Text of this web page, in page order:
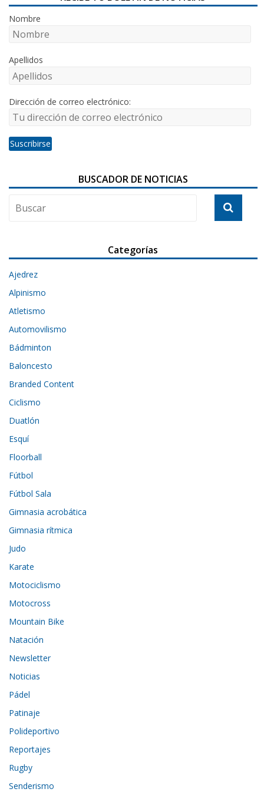
Nombre
Apellidos
Dirección de correo electrónico:
BUSCADOR DE NOTICIAS
Categorías
Ajedrez
Alpinismo
Atletismo
Automovilismo
Bádminton
Baloncesto
Branded Content
Ciclismo
Duatlón
Esquí
Floorball
Fútbol
Fútbol Sala
Gimnasia acrobática
Gimnasia rítmica
Judo
Karate
Motociclismo
Motocross
Mountain Bike
Natación
Newsletter
Noticias
Pádel
Patinaje
Polideportivo
Reportajes
Rugby
Senderismo